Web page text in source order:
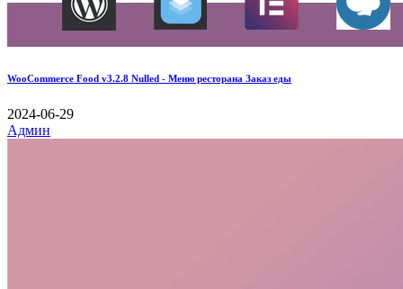
WooCommerce Food v3.2.8 Nulled - Меню ресторана Заказ еды
2024-06-29
Админ